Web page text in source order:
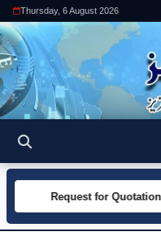
Thursday, 6 August 2026
Request for Quotation